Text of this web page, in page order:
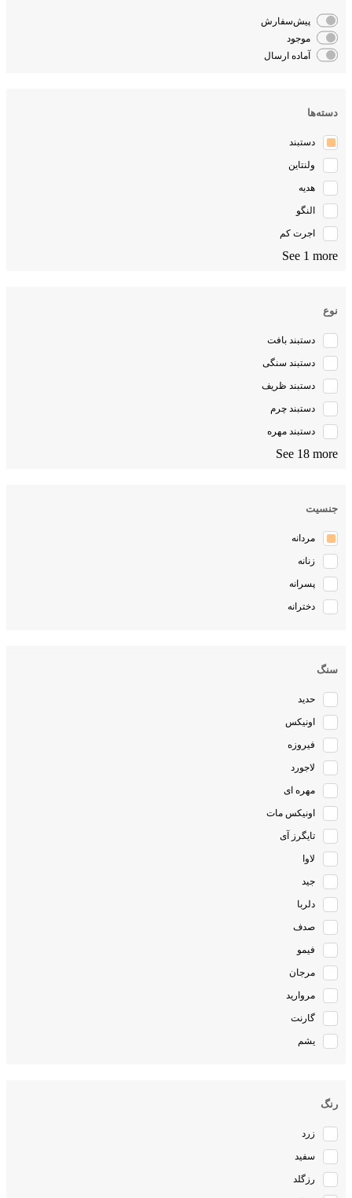
پیش‌سفارش
موجود
آماده ارسال
دسته‌ها
دستبند
ولنتاین
هدیه
النگو
اجرت کم
See 1 more
نوع
دستبند بافت
دستبند سنگی
دستبند ظریف
دستبند چرم
دستبند مهره
See 18 more
جنسیت
مردانه
زنانه
پسرانه
دخترانه
سنگ
حدید
اونیکس
فیروزه
لاجورد
مهره ای
اونیکس مات
تایگرز آی
دلربا
صدف
فیمو
مرجان
مروارید
گارنت
یشم
رنگ
سفید
رزگلد